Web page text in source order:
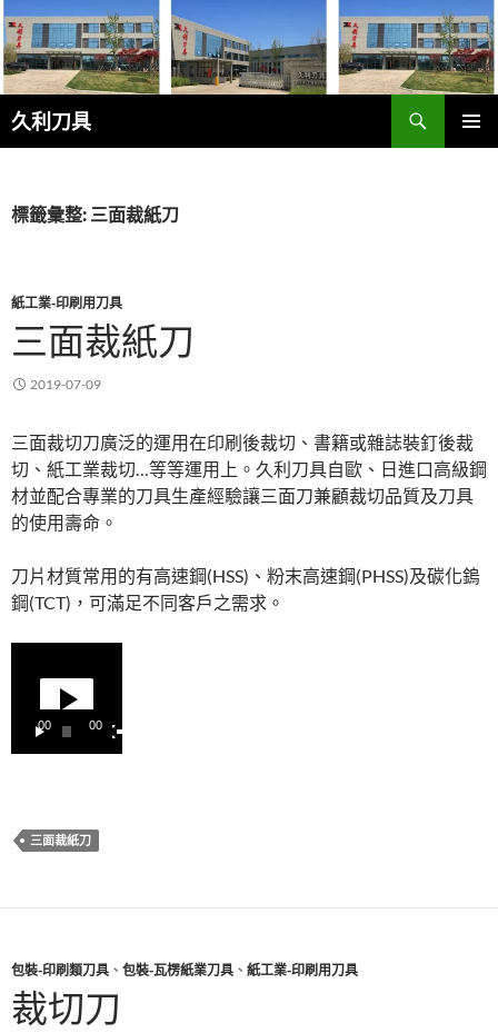
跳
至
主
要
內
容
久利刀具
搜
尋
標籤彙整: 三面裁紙刀
紙工業-印刷用刀具
三面裁紙刀
2019-07-09
三面裁切刀廣泛的運用在印刷後裁切、書籍或雜誌裝釘後裁
切、紙工業裁切…等等運用上。久利刀具自歐、日進口高級鋼
材並配合專業的刀具生產經驗讓三面刀兼顧裁切品質及刀具
的使用壽命。
刀片材質常用的有高速鋼(HSS)、粉末高速鋼(PHSS)及碳化鎢
鋼(TCT)，可滿足不同客戶之需求。
00:00 00:00
三面裁紙刀
包裝-印刷類刀具 、 包裝-瓦楞紙業刀具 、 紙工業-印刷用刀具
裁切刀